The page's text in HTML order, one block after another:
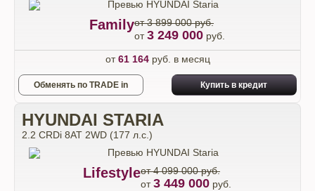
Familyот 3 899 000 руб.
от3 249 000 руб.
от61 164руб. в месяц
Обменять по TRADE in Купить в кредит
HYUNDAI STARIA
2.2 CRDi 8AT 2WD (177 л.с.)
Lifestyleот 4 099 000 руб.
от3 449 000 руб.